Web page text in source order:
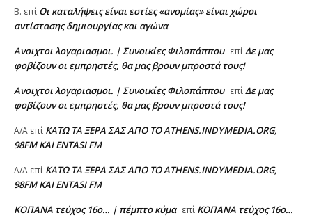
Β. επί Oι καταλήψεις είναι εστίες «ανομίας» είναι χώροι
αντίστασης δημιουργίας και αγώνα
Ανοιχτοι λογαριασμοι. | Συνοικίες Φιλοπάππου επίΔε μας
φοβίζουν οι εμπρηστές, θα μας βρουν μπροστά τους!
Ανοιχτοι λογαριασμοι. | Συνοικίες Φιλοπάππου επίΔε μας
φοβίζουν οι εμπρηστές, θα μας βρουν μπροστά τους!
A/A επί ΚΑΤΩ ΤΑ ΞΕΡΑ ΣΑΣ ΑΠΟ ΤΟ ATHENS.INDYMEDIA.ORG,
98FM ΚΑΙ ENTASI FM
A/A επί ΚΑΤΩ ΤΑ ΞΕΡΑ ΣΑΣ ΑΠΟ ΤΟ ATHENS.INDYMEDIA.ORG,
98FM ΚΑΙ ENTASI FM
ΚΟΠΑΝΑ τεύχος 16ο… | πέμπτο κύμα επί ΚΟΠΑΝΑ τεύχος 16ο…